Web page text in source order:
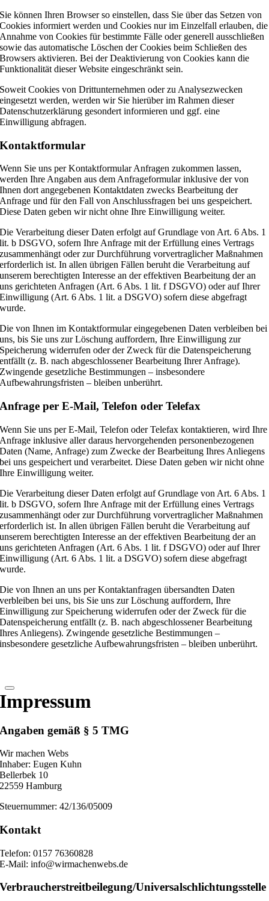
Sie können Ihren Browser so einstellen, dass Sie über das Setzen von
Cookies informiert werden und Cookies nur im Einzelfall erlauben, die
Annahme von Cookies für bestimmte Fälle oder generell ausschließen
sowie das automatische Löschen der Cookies beim Schließen des
Browsers aktivieren. Bei der Deaktivierung von Cookies kann die
Funktionalität dieser Website eingeschränkt sein.
Soweit Cookies von Drittunternehmen oder zu Analysezwecken
eingesetzt werden, werden wir Sie hierüber im Rahmen dieser
Datenschutzerklärung gesondert informieren und ggf. eine
Einwilligung abfragen.
Kontaktformular
Wenn Sie uns per Kontaktformular Anfragen zukommen lassen,
werden Ihre Angaben aus dem Anfrageformular inklusive der von
Ihnen dort angegebenen Kontaktdaten zwecks Bearbeitung der
Anfrage und für den Fall von Anschlussfragen bei uns gespeichert.
Diese Daten geben wir nicht ohne Ihre Einwilligung weiter.
Die Verarbeitung dieser Daten erfolgt auf Grundlage von Art. 6 Abs. 1
lit. b DSGVO, sofern Ihre Anfrage mit der Erfüllung eines Vertrags
zusammenhängt oder zur Durchführung vorvertraglicher Maßnahmen
erforderlich ist. In allen übrigen Fällen beruht die Verarbeitung auf
unserem berechtigten Interesse an der effektiven Bearbeitung der an
uns gerichteten Anfragen (Art. 6 Abs. 1 lit. f DSGVO) oder auf Ihrer
Einwilligung (Art. 6 Abs. 1 lit. a DSGVO) sofern diese abgefragt
wurde.
Die von Ihnen im Kontaktformular eingegebenen Daten verbleiben bei
uns, bis Sie uns zur Löschung auffordern, Ihre Einwilligung zur
Speicherung widerrufen oder der Zweck für die Datenspeicherung
entfällt (z. B. nach abgeschlossener Bearbeitung Ihrer Anfrage).
Zwingende gesetzliche Bestimmungen – insbesondere
Aufbewahrungsfristen – bleiben unberührt.
Anfrage per E-Mail, Telefon oder Telefax
Wenn Sie uns per E-Mail, Telefon oder Telefax kontaktieren, wird Ihre
Anfrage inklusive aller daraus hervorgehenden personenbezogenen
Daten (Name, Anfrage) zum Zwecke der Bearbeitung Ihres Anliegens
bei uns gespeichert und verarbeitet. Diese Daten geben wir nicht ohne
Ihre Einwilligung weiter.
Die Verarbeitung dieser Daten erfolgt auf Grundlage von Art. 6 Abs. 1
lit. b DSGVO, sofern Ihre Anfrage mit der Erfüllung eines Vertrags
zusammenhängt oder zur Durchführung vorvertraglicher Maßnahmen
erforderlich ist. In allen übrigen Fällen beruht die Verarbeitung auf
unserem berechtigten Interesse an der effektiven Bearbeitung der an
uns gerichteten Anfragen (Art. 6 Abs. 1 lit. f DSGVO) oder auf Ihrer
Einwilligung (Art. 6 Abs. 1 lit. a DSGVO) sofern diese abgefragt
wurde.
Die von Ihnen an uns per Kontaktanfragen übersandten Daten
verbleiben bei uns, bis Sie uns zur Löschung auffordern, Ihre
Einwilligung zur Speicherung widerrufen oder der Zweck für die
Datenspeicherung entfällt (z. B. nach abgeschlossener Bearbeitung
Ihres Anliegens). Zwingende gesetzliche Bestimmungen –
insbesondere gesetzliche Aufbewahrungsfristen – bleiben unberührt.
Impressum
Angaben gemäß § 5 TMG
Wir machen Webs
Inhaber: Eugen Kuhn
Bellerbek 10
22559 Hamburg
Steuernummer: 42/136/05009
Kontakt
Telefon: 0157 76360828
E-Mail: info@wirmachenwebs.de
Verbraucher­streit­beilegung/Universal­schlichtungs­stelle